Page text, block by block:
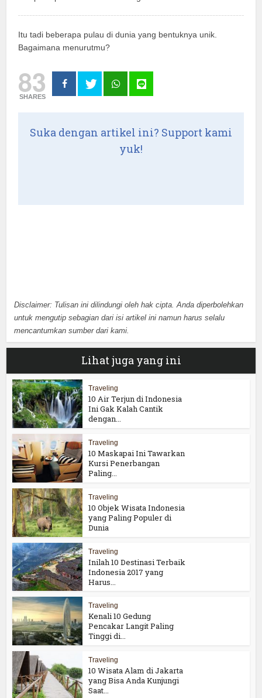
Itu tadi beberapa pulau di dunia yang bentuknya unik.
Bagaimana menurutmu?
83
SHARES
Suka dengan artikel ini? Support kami
yuk!
Disclaimer: Tulisan ini dilindungi oleh hak cipta. Anda diperbolehkan
untuk mengutip sebagian dari isi artikel ini namun harus selalu
mencantumkan sumber dari kami.
Lihat juga yang ini
Traveling
10 Air Terjun di Indonesia
Ini Gak Kalah Cantik
dengan...
Traveling
10 Maskapai Ini Tawarkan
Kursi Penerbangan
Paling...
Traveling
10 Objek Wisata Indonesia
yang Paling Populer di
Dunia
Traveling
Inilah 10 Destinasi Terbaik
Indonesia 2017 yang
Harus...
Traveling
Kenali 10 Gedung
Pencakar Langit Paling
Tinggi di...
Traveling
10 Wisata Alam di Jakarta
yang Bisa Anda Kunjungi
Saat...